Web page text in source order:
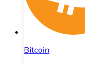
Bitcoin